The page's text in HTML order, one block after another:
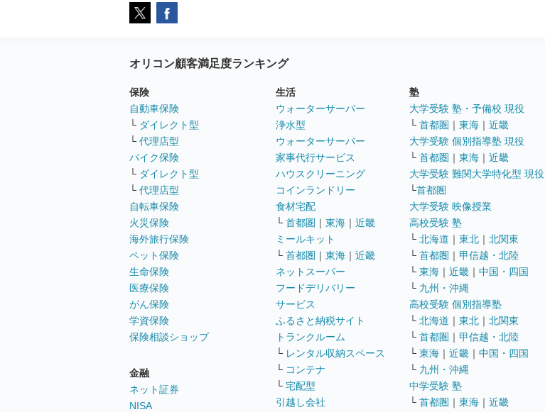
オリコン顧客満足度ランキング
保険
自動車保険
└ ダイレクト型
└ 代理店型
バイク保険
└ ダイレクト型
└ 代理店型
自転車保険
火災保険
海外旅行保険
ペット保険
生命保険
医療保険
がん保険
学資保険
保険相談ショップ
金融
ネット証券
NISA
生活
ウォーターサーバー
浄水型
ウォーターサーバー
家事代行サービス
ハウスクリーニング
コインランドリー
食材宅配
└ 首都圏 ｜ 東海 ｜ 近畿
ミールキット
└ 首都圏 ｜ 東海 ｜ 近畿
ネットスーパー
フードデリバリー
サービス
ふるさと納税サイト
トランクルーム
└ レンタル収納スペース
└ コンテナ
└ 宅配型
引越し会社
塾
大学受験 塾・予備校 現役
└ 首都圏 ｜ 東海 ｜ 近畿
大学受験 個別指導塾 現役
└ 首都圏 ｜ 東海 ｜ 近畿
大学受験 難関大学特化型 現役
└首都圏
大学受験 映像授業
高校受験 塾
└ 北海道 ｜ 東北 ｜ 北関東
└ 首都圏 ｜ 甲信越・北陸
└ 東海 ｜ 近畿 ｜ 中国・四国
└ 九州・沖縄
高校受験 個別指導塾
└ 北海道 ｜ 東北 ｜ 北関東
└ 首都圏 ｜ 甲信越・北陸
└ 東海 ｜ 近畿 ｜ 中国・四国
└ 九州・沖縄
中学受験 塾
└ 首都圏 ｜ 東海 ｜ 近畿